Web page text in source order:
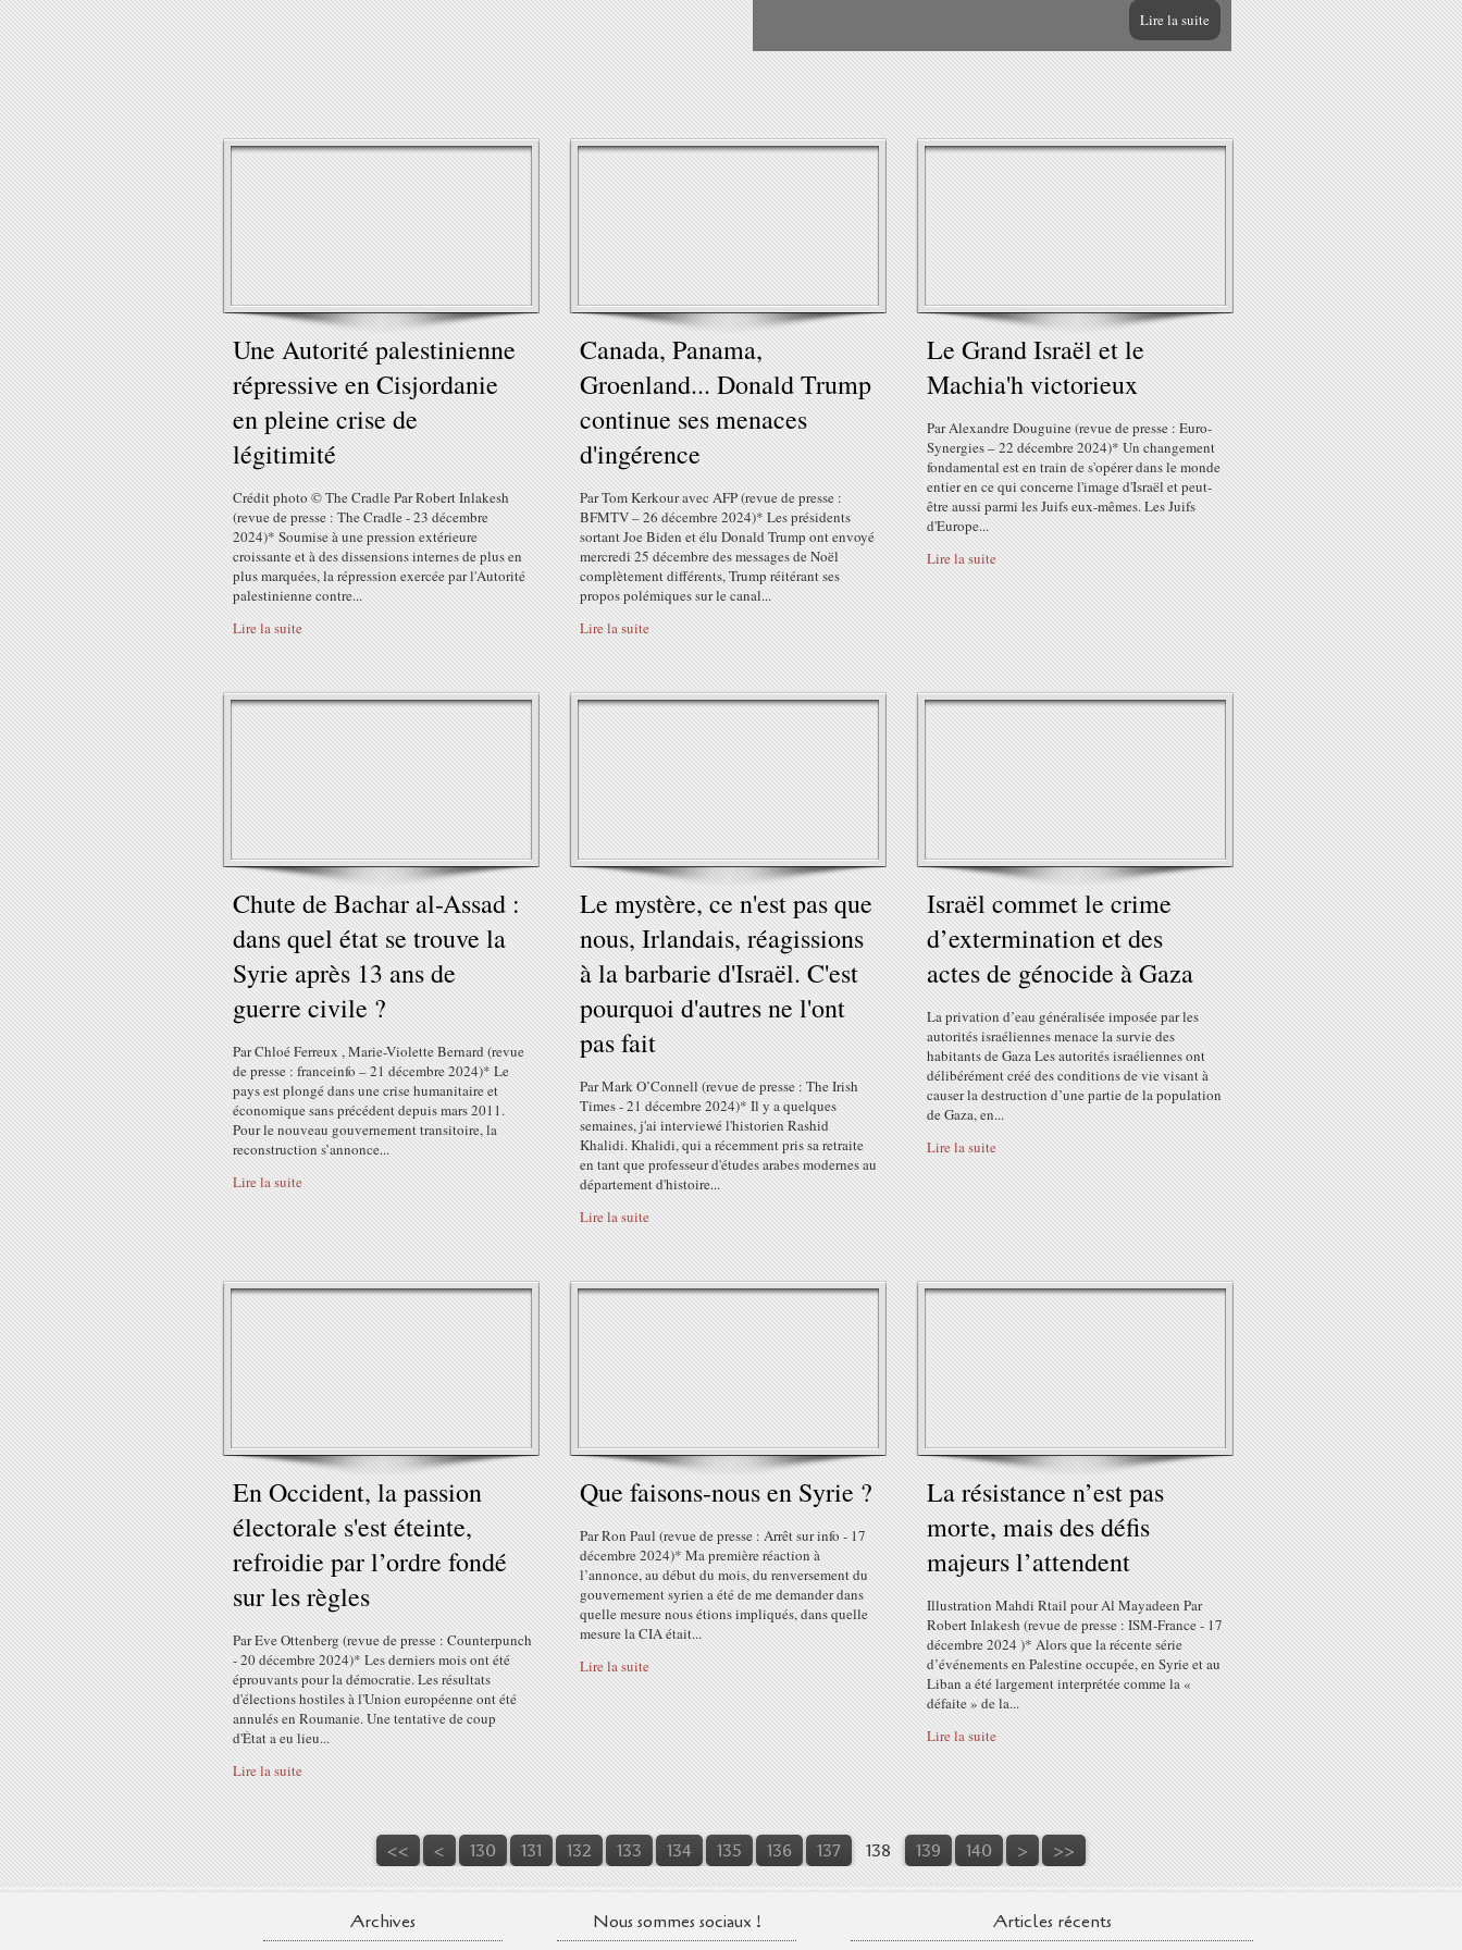
Lire la suite
Une Autorité palestinienne
répressive en Cisjordanie
en pleine crise de
légitimité
Crédit photo © The Cradle Par Robert Inlakesh
(revue de presse : The Cradle - 23 décembre
2024)* Soumise à une pression extérieure
croissante et à des dissensions internes de plus en
plus marquées, la répression exercée par l'Autorité
palestinienne contre...
Lire la suite
Canada, Panama,
Groenland... Donald Trump
continue ses menaces
d'ingérence
Par Tom Kerkour avec AFP (revue de presse :
BFMTV – 26 décembre 2024)* Les présidents
sortant Joe Biden et élu Donald Trump ont envoyé
mercredi 25 décembre des messages de Noël
complètement différents, Trump réitérant ses
propos polémiques sur le canal...
Lire la suite
Le Grand Israël et le
Machia'h victorieux
Par Alexandre Douguine (revue de presse : Euro-
Synergies – 22 décembre 2024)* Un changement
fondamental est en train de s'opérer dans le monde
entier en ce qui concerne l'image d'Israël et peut-
être aussi parmi les Juifs eux-mêmes. Les Juifs
d'Europe...
Lire la suite
Chute de Bachar al-Assad :
dans quel état se trouve la
Syrie après 13 ans de
guerre civile ?
Par Chloé Ferreux , Marie-Violette Bernard (revue
de presse : franceinfo – 21 décembre 2024)* Le
pays est plongé dans une crise humanitaire et
économique sans précédent depuis mars 2011.
Pour le nouveau gouvernement transitoire, la
reconstruction s’annonce...
Lire la suite
Le mystère, ce n'est pas que
nous, Irlandais, réagissions
à la barbarie d'Israël. C'est
pourquoi d'autres ne l'ont
pas fait
Par Mark O’Connell (revue de presse : The Irish
Times - 21 décembre 2024)* Il y a quelques
semaines, j'ai interviewé l'historien Rashid
Khalidi. Khalidi, qui a récemment pris sa retraite
en tant que professeur d'études arabes modernes au
département d'histoire...
Lire la suite
Israël commet le crime
d’extermination et des
actes de génocide à Gaza
La privation d’eau généralisée imposée par les
autorités israéliennes menace la survie des
habitants de Gaza Les autorités israéliennes ont
délibérément créé des conditions de vie visant à
causer la destruction d’une partie de la population
de Gaza, en...
Lire la suite
En Occident, la passion
électorale s'est éteinte,
refroidie par l’ordre fondé
sur les règles
Par Eve Ottenberg (revue de presse : Counterpunch
- 20 décembre 2024)* Les derniers mois ont été
éprouvants pour la démocratie. Les résultats
d'élections hostiles à l'Union européenne ont été
annulés en Roumanie. Une tentative de coup
d'État a eu lieu...
Lire la suite
Que faisons-nous en Syrie ?
Par Ron Paul (revue de presse : Arrêt sur info - 17
décembre 2024)* Ma première réaction à
l’annonce, au début du mois, du renversement du
gouvernement syrien a été de me demander dans
quelle mesure nous étions impliqués, dans quelle
mesure la CIA était...
Lire la suite
La résistance n’est pas
morte, mais des défis
majeurs l’attendent
Illustration Mahdi Rtail pour Al Mayadeen Par
Robert Inlakesh (revue de presse : ISM-France - 17
décembre 2024 )* Alors que la récente série
d’événements en Palestine occupée, en Syrie et au
Liban a été largement interprétée comme la «
défaite » de la...
Lire la suite
<< < 100
110
120
130 131 132 133 134 135 136 137 138 139 140 150
160
170
180
190
200
300
400
500
600
> >>
Archives Nous sommes sociaux ! Articles récents